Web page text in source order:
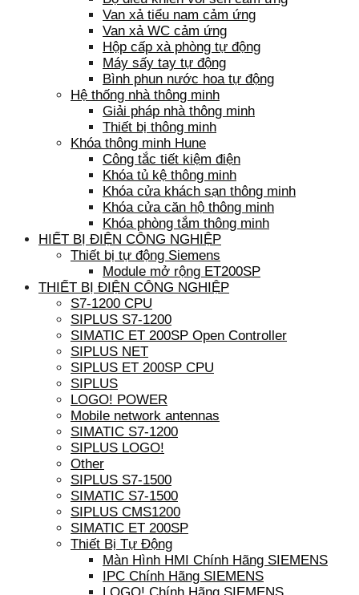
Van xả tiểu nam cảm ứng
Van xả WC cảm ứng
Hộp cấp xà phòng tự động
Máy sấy tay tự động
Bình phun nước hoa tự động
Hệ thống nhà thông minh
Giải pháp nhà thông minh
Thiết bị thông minh
Khóa thông minh Hune
Công tắc tiết kiệm điện
Khóa tủ kệ thông minh
Khóa cửa khách sạn thông minh
Khóa cửa căn hộ thông minh
Khóa phòng tắm thông minh
HIẾT BỊ ĐIỆN CÔNG NGHIỆP
Thiết bị tự động Siemens
Module mở rộng ET200SP
THIẾT BỊ ĐIỆN CÔNG NGHIỆP
S7-1200 CPU
SIPLUS S7-1200
SIMATIC ET 200SP Open Controller
SIPLUS NET
SIPLUS ET 200SP CPU
SIPLUS
LOGO! POWER
Mobile network antennas
SIMATIC S7-1200
SIPLUS LOGO!
Other
SIPLUS S7-1500
SIMATIC S7-1500
SIPLUS CMS1200
SIMATIC ET 200SP
Thiết Bị Tự Động
Màn Hình HMI Chính Hãng SIEMENS
IPC Chính Hãng SIEMENS